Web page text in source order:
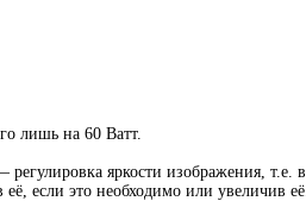
лишь на 60 Ватт.
яркости изображения, т.е. в
если это необходимо или увеличив её.